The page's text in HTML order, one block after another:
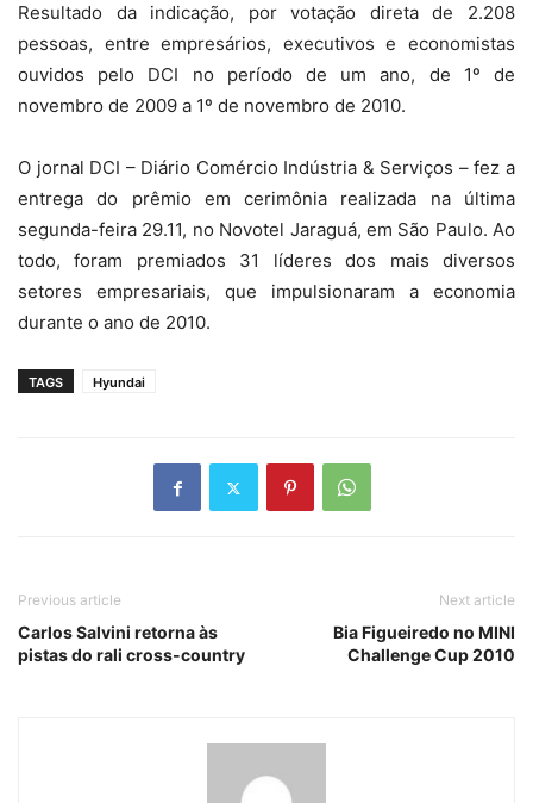
Resultado da indicação, por votação direta de 2.208
pessoas, entre empresários, executivos e economistas
ouvidos pelo DCI no período de um ano, de 1º de
novembro de 2009 a 1º de novembro de 2010.
O jornal DCI – Diário Comércio Indústria & Serviços – fez a
entrega do prêmio em cerimônia realizada na última
segunda-feira 29.11, no Novotel Jaraguá, em São Paulo. Ao
todo, foram premiados 31 líderes dos mais diversos
setores empresariais, que impulsionaram a economia
durante o ano de 2010.
TAGS Hyundai
Previous article
Carlos Salvini retorna às
pistas do rali cross-country
Next article
Bia Figueiredo no MINI
Challenge Cup 2010